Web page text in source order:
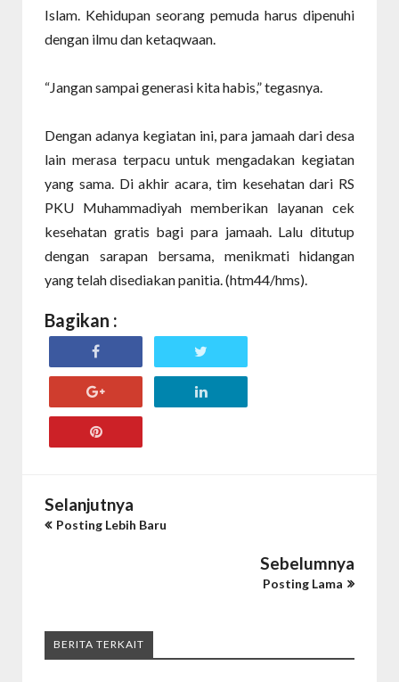
Islam. Kehidupan seorang pemuda harus dipenuhi
dengan ilmu dan ketaqwaan.
“Jangan sampai generasi kita habis,” tegasnya.
Dengan adanya kegiatan ini, para jamaah dari desa
lain merasa terpacu untuk mengadakan kegiatan
yang sama. Di akhir acara, tim kesehatan dari RS
PKU Muhammadiyah memberikan layanan cek
kesehatan gratis bagi para jamaah. Lalu ditutup
dengan sarapan bersama, menikmati hidangan
yang telah disediakan panitia. (htm44/hms).
Bagikan :
Selanjutnya
Posting Lebih Baru
Sebelumnya
Posting Lama
BERITA TERKAIT